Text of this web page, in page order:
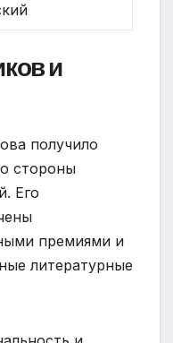
и
получило
стороны
Его
премиями и
литературные